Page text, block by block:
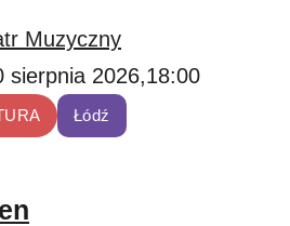
Muzyczny
sierpnia 2026,18:00
Łódź